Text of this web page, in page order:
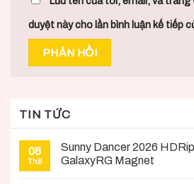
duyệt này cho lần bình luận kế tiếp
TIN TỨC
08
Th8
Sunny Dancer 2026
GalaxyRG Magnet